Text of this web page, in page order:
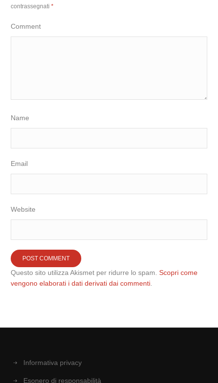
contrassegnati*
Comment
Name
Email
Website
Questo sito utilizza Akismet per ridurre lo spam.Scopri come
vengono elaborati i dati derivati dai commenti
Informativa privacy
Esonero di responsabilità